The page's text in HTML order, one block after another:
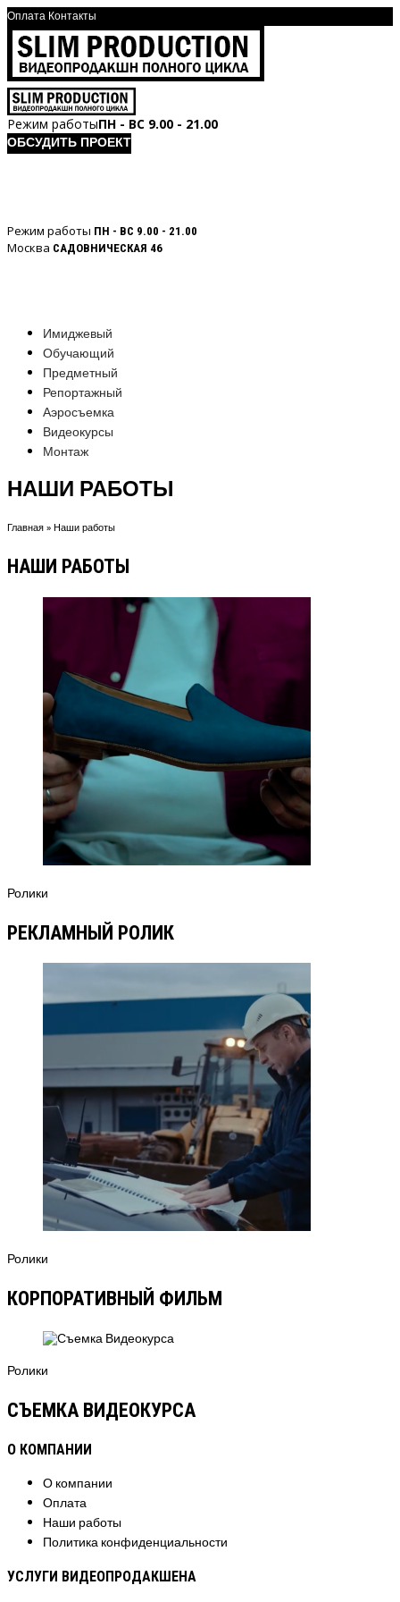
Оплата Контакты
Режим работыПН - ВС 9.00 - 21.00
ОБСУДИТЬ ПРОЕКТ
Режим работы ПН - ВС 9.00 - 21.00
Москва САДОВНИЧЕСКАЯ 46
Имиджевый
Обучающий
Предметный
Репортажный
Аэросъемка
Видеокурсы
Монтаж
НАШИ РАБОТЫ
Главная»Наши работы
НАШИ РАБОТЫ
Ролики
РЕКЛАМНЫЙ РОЛИК
Ролики
КОРПОРАТИВНЫЙ ФИЛЬМ
Ролики
СЪЕМКА ВИДЕОКУРСА
О КОМПАНИИ
О компании
Оплата
Наши работы
Политика конфиденциальности
УСЛУГИ ВИДЕОПРОДАКШЕНА